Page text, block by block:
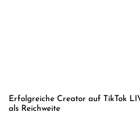
Erfolgreiche Creator auf TikTok
als Reichweite